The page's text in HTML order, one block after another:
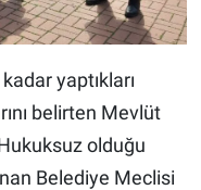
yaptıkları
belirten Mevlüt
olduğu
Belediye Meclisi